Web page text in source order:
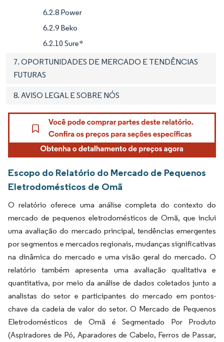
6.2.8 Power
6.2.9 Beko
6.2.10 Sure*
7. OPORTUNIDADES DE MERCADO E TENDÊNCIAS
FUTURAS
8. AVISO LEGAL E SOBRE NÓS
Escopo do Relatório do Mercado de Pequenos
Eletrodomésticos de Omã
O relatório oferece uma análise completa do contexto do
mercado de pequenos eletrodomésticos de Omã, que inclui
uma avaliação do mercado principal, tendências emergentes
por segmentos e mercados regionais, mudanças significativas
na dinâmica do mercado e uma visão geral do mercado. O
relatório também apresenta uma avaliação qualitativa e
quantitativa, por meio da análise de dados coletados junto a
analistas do setor e participantes do mercado em pontos-
chave da cadeia de valor do setor. O Mercado de Pequenos
Eletrodomésticos de Omã é Segmentado Por Produto
(Aspiradores de Pó, Aparadores de Cabelo, Ferros de Passar,